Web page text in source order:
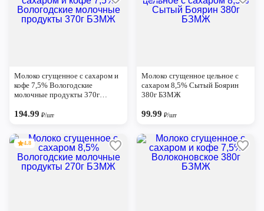
Молоко сгущенное с сахаром и
кофе 7,5% Вологодские
молочные продукты 370г
194.99 ₽/шт
Молоко сгущенное цельное с
сахаром 8,5% Сытый Боярин
380г БЗМЖ
99.99₽/шт
4.8